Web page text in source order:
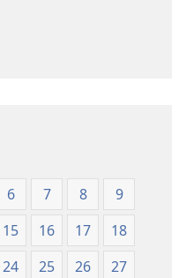
2021)2021)
6 7 8
9
15 16 17
18
24 25 26
27